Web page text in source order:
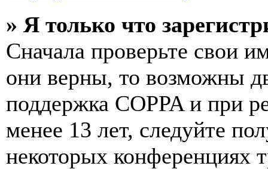
» Я только что
Сначала проверьте свои
они верны, то возможны
поддержка COPPA и при
менее 13 лет, следуйте
некоторых конференциях